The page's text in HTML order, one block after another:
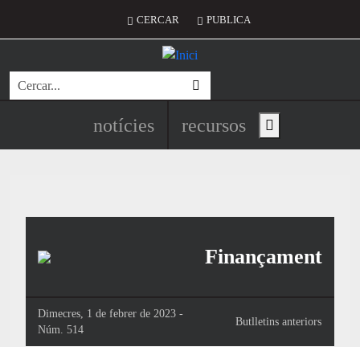
Menú del compte d'usuari
CERCAR PUBLICA
Cerca
Navegació principal de
notícies recursos Show main menu
Finançament
Dimecres, 1 de febrer de 2023 -
Núm. 514
Butlletins anteriors